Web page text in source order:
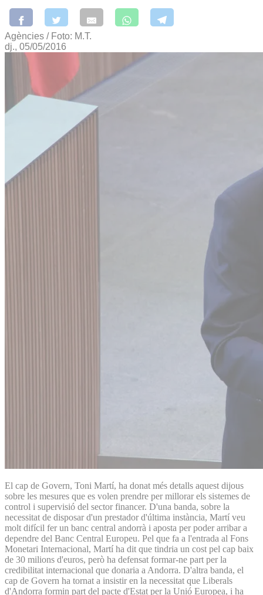
Agències / Foto: M.T.
dj., 05/05/2016
El cap de Govern, Toni Martí, ha donat més detalls aquest dijous
sobre les mesures que es volen prendre per millorar els sistemes de
control i supervisió del sector financer. D'una banda, sobre la
necessitat de disposar d'un prestador d'última instància, Martí veu
molt difícil fer un banc central andorrà i aposta per poder arribar a
dependre del Banc Central Europeu. Pel que fa a l'entrada al Fons
Monetari Internacional, Martí ha dit que tindria un cost pel cap baix
de 30 milions d'euros, però ha defensat formar-ne part per la
credibilitat internacional que donaria a Andorra. D'altra banda, el
cap de Govern ha tornat a insistir en la necessitat que Liberals
d'Andorra formin part del pacte d'Estat per la Unió Europea, i ha